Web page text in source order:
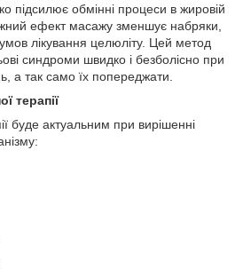
підсилює обмінні процеси в жировій
ефект масажу зменшує набряки,
лікування целюліту. Цей метод
синдроми швидко і безболісно при
а так само їх попереджати.
терапії
буде актуальним при вирішенні